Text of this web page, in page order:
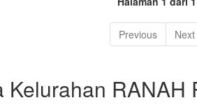
Previous Next
Kelurahan RANAH